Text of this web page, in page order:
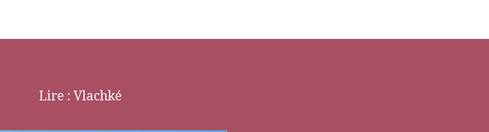
Lire : Vlachké